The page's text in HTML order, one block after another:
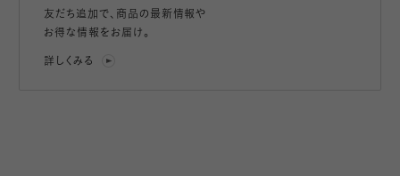
友だち追加で、 商品の最新情報や
お得な情報をお届け。
詳しくみる